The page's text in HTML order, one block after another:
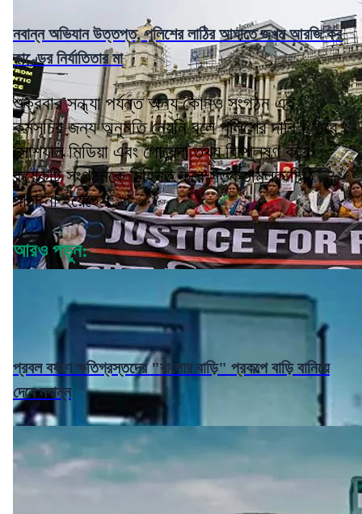
নবান্ন অভিযান উত্তপ্ত, পুলিশের লাঠির আঘাতে জখম আরজি কর
কাণ্ডের নির্যাতিতার মা
শুক্রবার সন্ধ্যা পর্যন্ত অন্য কোনও সংগঠন এই
কর্মসূচির জন্য অনুমতি নেয়নি বলে পুলিশের দাবি। তবে
সোশ্যাল মিডিয়া এবং গোয়েন্দা তথ্য বিশ্লেষণ করে
কয়েকটি সংগঠনকে চিহ্নিত করে সতর্কতামূলক চিঠি
পাঠানো হয়েছে।
আরও পড়ুন:
প্রবল বর্ষণে ক্ষতিগ্রস্তদের "বাংলার বাড়ি" প্রকল্পে বাড়ি বানিয়ে
দেবে নবান্ন